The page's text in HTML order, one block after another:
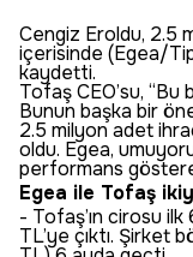
Cengiz Eroldu, 2.5
içerisinde (Egea/
kaydetti.
Tofaş CEO’su,
Bunun başka bir
2.5 milyon adet
oldu. Egea,
performans
Egea ile Tofaş
- Tofaş’ın cirosu
TL’ye çıktı. Şirket